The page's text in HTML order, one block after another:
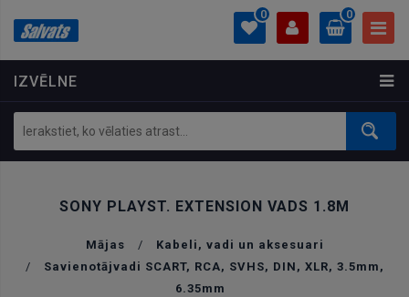
IZVĒLNE
0
PROFILS
Ielogoties
Izveidot kontu
0
0.00 €
SONY PLAYST. EXTENSION VADS 1.8M
Mājas /
Kabeli, vadi un aksesuari
/
Savienotājvadi SCART, RCA, SVHS, DIN, XLR, 3.5mm,
6.35mm